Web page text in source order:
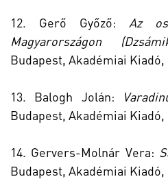
12. Gerő Győző: Az
Magyarországon
Budapest, Akadémiai Kiadó,
13. Balogh Jolán:
Budapest, Akadémiai Kiadó,
14. Gervers-Molnár Vera:
Budapest, Akadémiai Kiadó,